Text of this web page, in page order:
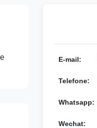
E-mail:
Telefone:
Whatsapp:
Wechat: